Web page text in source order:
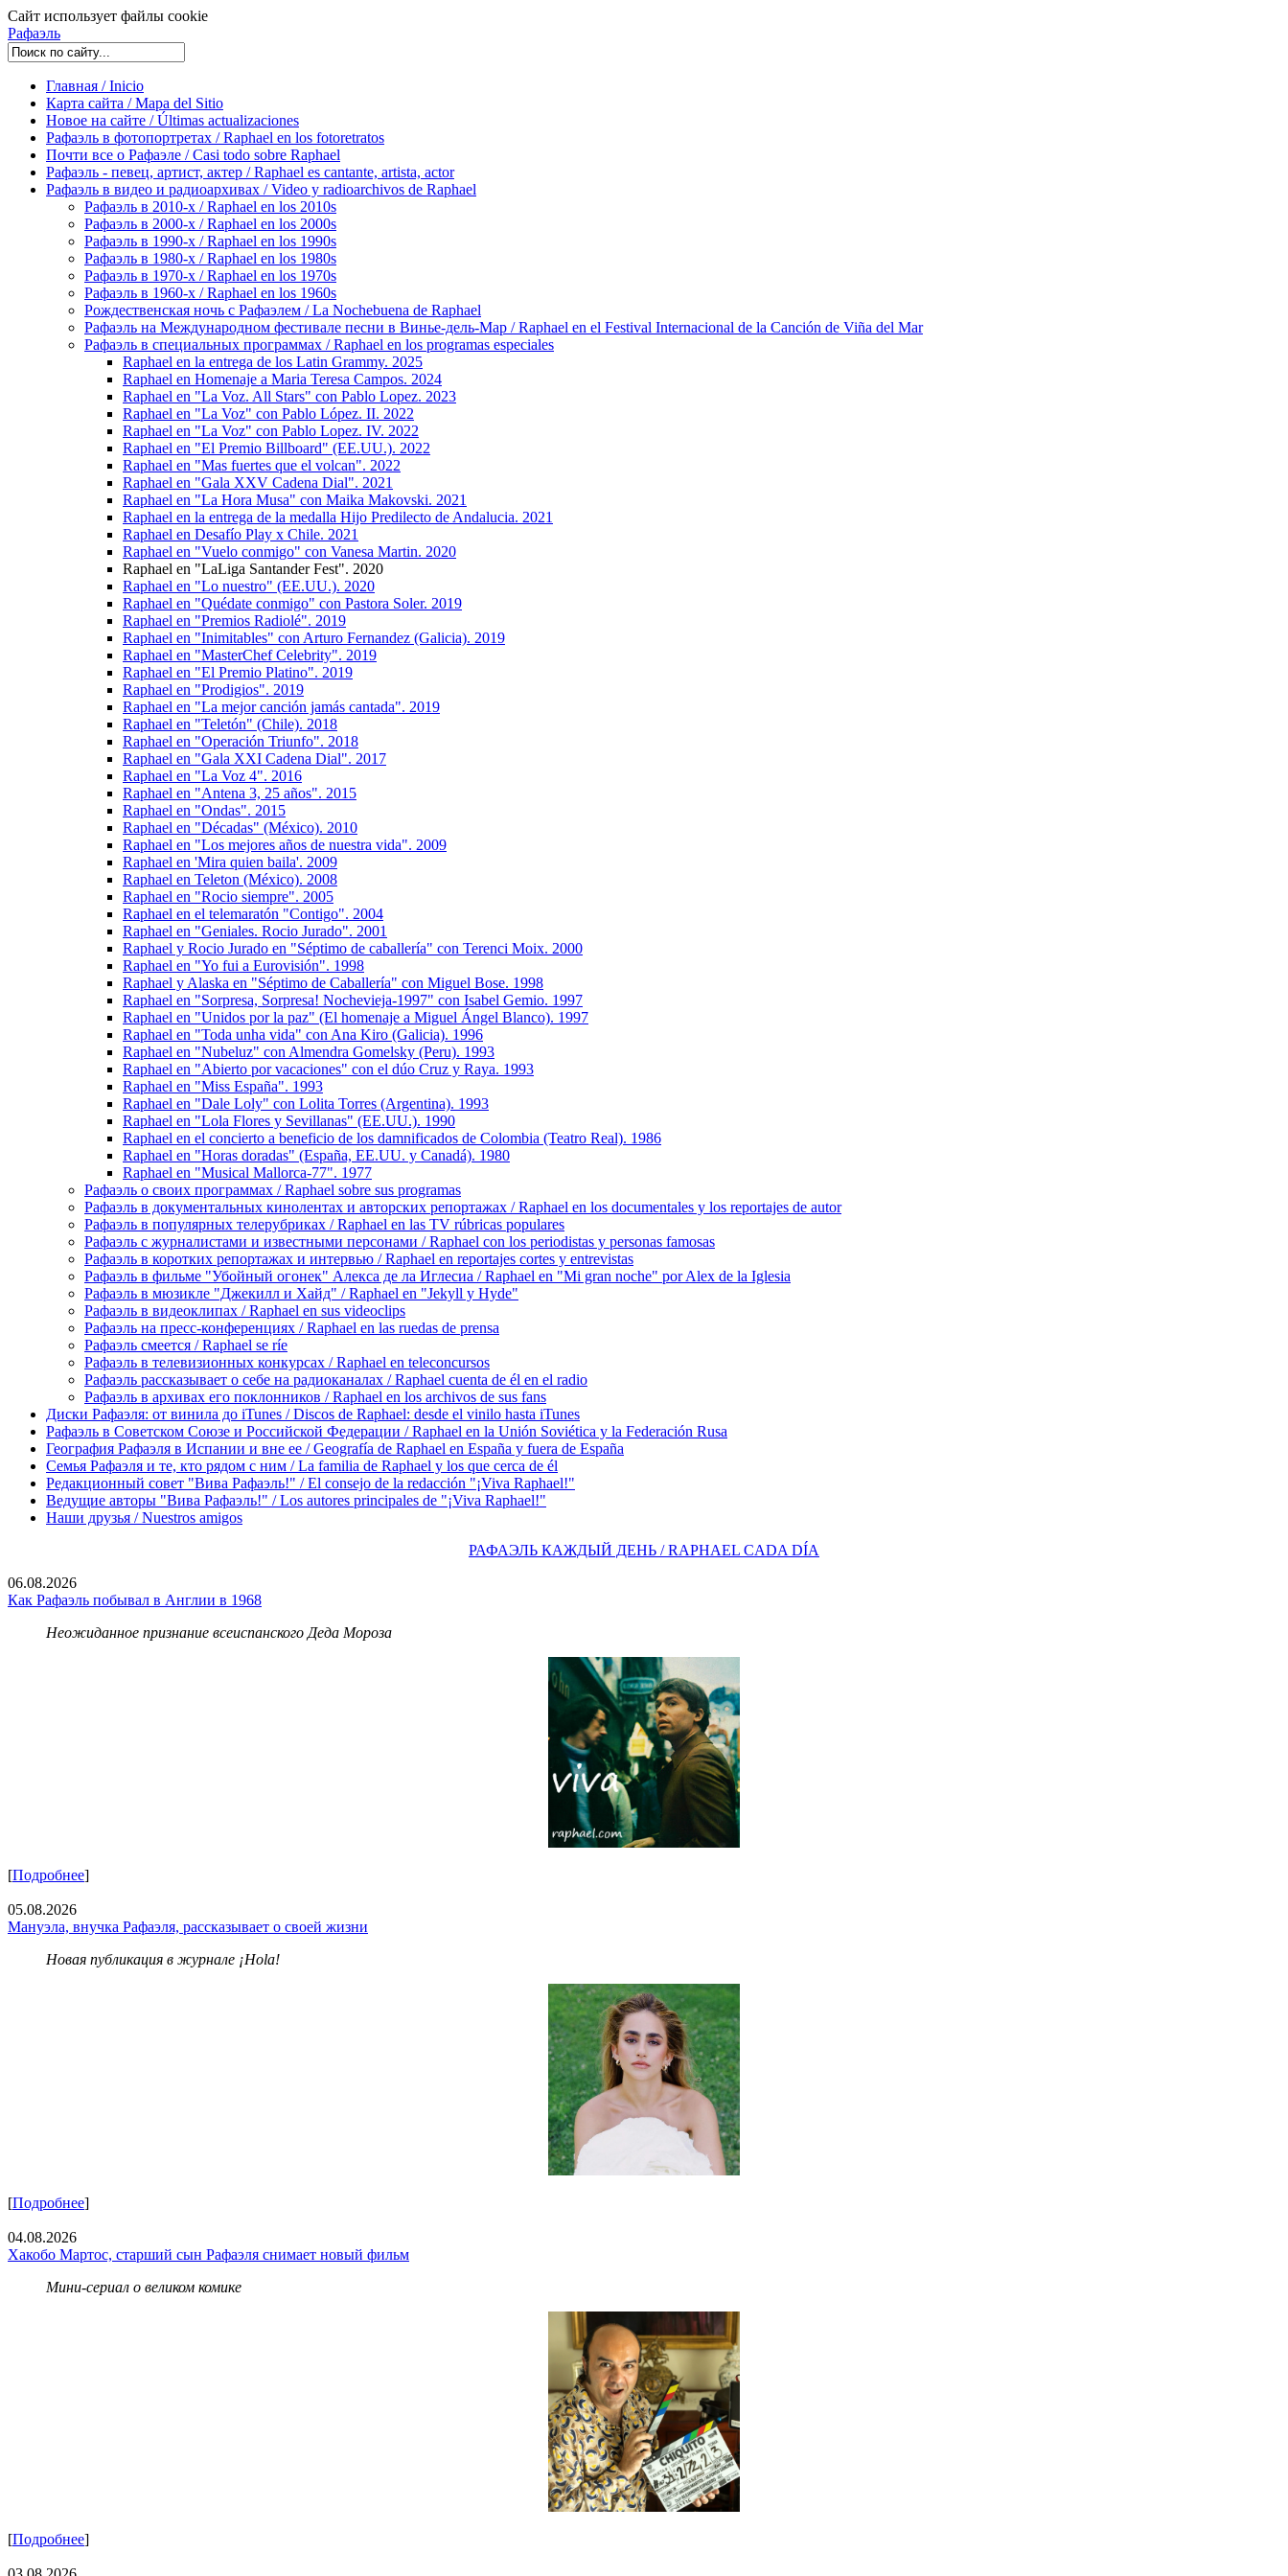
Сайт использует файлы cookie
Рафаэль
Главная / Inicio
Карта сайта / Mapa del Sitio
Новое на сайте / Últimas actualizaciones
Рафаэль в фотопортретах / Raphael en los fotoretratos
Почти все о Рафаэле / Casi todo sobre Raphael
Рафаэль - певец, артист, актер / Raphael es cantante, artista, actor
Рафаэль в видео и радиоархивах / Video y radioarchivos de Raphael
Рафаэль в 2010-х / Raphael en los 2010s
Рафаэль в 2000-х / Raphael en los 2000s
Рафаэль в 1990-х / Raphael en los 1990s
Рафаэль в 1980-х / Raphael en los 1980s
Рафаэль в 1970-х / Raphael en los 1970s
Рафаэль в 1960-х / Raphael en los 1960s
Рождественская ночь с Рафаэлем / La Nochebuena de Raphael
Рафаэль на Международном фестивале песни в Винье-дель-Мар / Raphael en el Festival Internacional de la Canción de Viña del Mar
Рафаэль в специальных программах / Raphael en los programas especiales
Raphael en la entrega de los Latin Grammy. 2025
Raphael en Homenaje a Maria Teresa Campos. 2024
Raphael en "La Voz. All Stars" con Pablo Lopez. 2023
Raphael en "La Voz" con Pablo López. II. 2022
Raphael en "La Voz" con Pablo Lopez. IV. 2022
Raphael en "El Premio Billboard" (EE.UU.). 2022
Raphael en "Mas fuertes que el volcan". 2022
Raphael en "Gala XXV Cadena Dial". 2021
Raphael en "La Hora Musa" con Maika Makovski. 2021
Raphael en la entrega de la medalla Hijo Predilecto de Andalucia. 2021
Raphael en Desafío Play x Chile. 2021
Raphael en "Vuelo conmigo" con Vanesa Martin. 2020
Raphael en "LaLiga Santander Fest". 2020
Raphael en "Lo nuestro" (EE.UU.). 2020
Raphael en "Quédate conmigo" con Pastora Soler. 2019
Raphael en "Premios Radiolé". 2019
Raphael en "Inimitables" con Arturo Fernandez (Galicia). 2019
Raphael en "MasterChef Celebrity". 2019
Raphael en "El Premio Platino". 2019
Raphael en "Prodigios". 2019
Raphael en "La mejor canción jamás cantada". 2019
Raphael en "Teletón" (Chile). 2018
Raphael en "Operación Triunfo". 2018
Raphael en "Gala XXI Cadena Dial". 2017
Raphael en "La Voz 4". 2016
Raphael en "Antena 3, 25 años". 2015
Raphael en "Ondas". 2015
Raphael en "Décadas" (México). 2010
Raphael en "Los mejores años de nuestra vida". 2009
Raphael en 'Mira quien baila'. 2009
Raphael en Teleton (México). 2008
Raphael en "Rocio siempre". 2005
Raphael en el telemaratón "Contigo". 2004
Raphael en "Geniales. Rocio Jurado". 2001
Raphael y Rocio Jurado en "Séptimo de caballería" con Terenci Moix. 2000
Raphael en "Yo fui a Eurovisión". 1998
Raphael y Alaska en "Séptimo de Caballería" con Miguel Bose. 1998
Raphael en "Sorpresa, Sorpresa! Nochevieja-1997" con Isabel Gemio. 1997
Raphael en "Unidos por la paz" (El homenaje a Miguel Ángel Blanco). 1997
Raphael en "Toda unha vida" con Ana Kiro (Galicia). 1996
Raphael en "Nubeluz" con Almendra Gomelsky (Peru). 1993
Raphael en "Abierto por vacaciones" con el dúo Cruz y Raya. 1993
Raphael en "Miss España". 1993
Raphael en "Dale Loly" con Lolita Torres (Argentina). 1993
Raphael en "Lola Flores y Sevillanas" (EE.UU.). 1990
Raphael en el concierto a beneficio de los damnificados de Colombia (Teatro Real). 1986
Raphael en "Horas doradas" (España, EE.UU. y Canadá). 1980
Raphael en "Musical Mallorca-77". 1977
Рафаэль о своих программах / Raphael sobre sus programas
Рафаэль в документальных кинолентах и авторских репортажах / Raphael en los documentales y los reportajes de autor
Рафаэль в популярных телерубриках / Raphael en las TV rúbricas populares
Рафаэль с журналистами и известными персонами / Raphael con los periodistas y personas famosas
Рафаэль в коротких репортажах и интервью / Raphael en reportajes cortes y entrevistas
Рафаэль в фильме "Убойный огонек" Алекса де ла Иглесиа / Raphael en "Mi gran noche" por Alex de la Iglesia
Рафаэль в мюзикле "Джекилл и Хайд" / Raphael en "Jekyll y Hyde"
Рафаэль в видеоклипах / Raphael en sus videoclips
Рафаэль на пресс-конференциях / Raphael en las ruedas de prensa
Рафаэль смеется / Raphael se ríe
Рафаэль в телевизионных конкурсах / Raphael en teleconcursos
Рафаэль рассказывает о себе на радиоканалах / Raphael cuenta de él en el radio
Рафаэль в архивах его поклонников / Raphael en los archivos de sus fans
Диски Рафаэля: от винила до iTunes / Discos de Raphael: desde el vinilo hasta iTunes
Рафаэль в Советском Союзе и Российской Федерации / Raphael en la Unión Soviética y la Federación Rusa
География Рафаэля в Испании и вне ее / Geografía de Raphael en España y fuera de España
Семья Рафаэля и те, кто рядом с ним / La familia de Raphael y los que cerca de él
Редакционный совет "Вива Рафаэль!" / El consejo de la redacción "¡Viva Raphael!"
Ведущие авторы "Вива Рафаэль!" / Los autores principales de "¡Viva Raphael!"
Наши друзья / Nuestros amigos
РАФАЭЛЬ КАЖДЫЙ ДЕНЬ / RAPHAEL CADA DÍA
06.08.2026
Как Рафаэль побывал в Англии в 1968
Неожиданное признание всеиспанского Деда Мороза
[Подробнее]
05.08.2026
Мануэла, внучка Рафаэля, рассказывает о своей жизни
Новая публикация в журнале ¡Hola!
[Подробнее]
04.08.2026
Хакобо Мартос, старший сын Рафаэля снимает новый фильм
Мини-сериал о великом комике
[Подробнее]